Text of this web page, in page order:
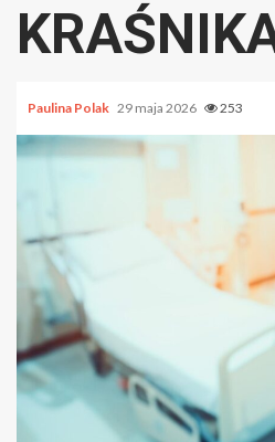
Paulina Polak 29 maja 2026 253